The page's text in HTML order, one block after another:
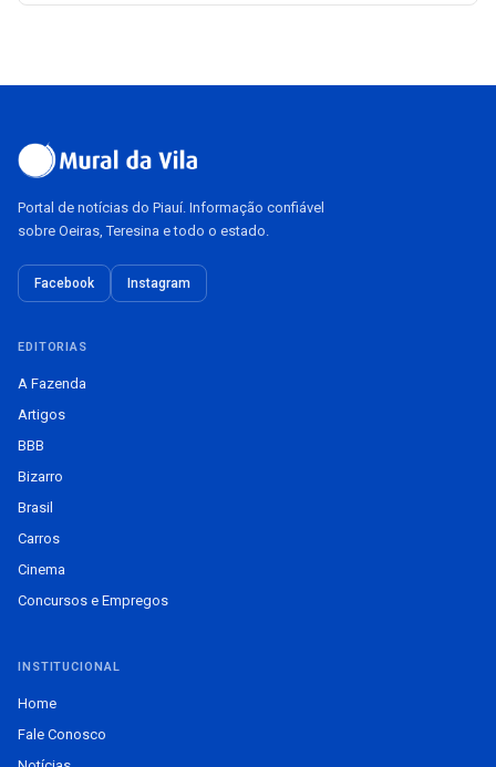
Portal de notícias do Piauí. Informação confiável
sobre Oeiras, Teresina e todo o estado.
Facebook Instagram
EDITORIAS
A Fazenda
Artigos
BBB
Bizarro
Brasil
Carros
Cinema
Concursos e Empregos
INSTITUCIONAL
Home
Fale Conosco